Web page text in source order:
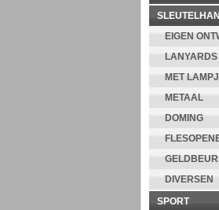
EIGEN
LANYARDS
MET
METAAL
DOMING
DIVERSEN
SPORT